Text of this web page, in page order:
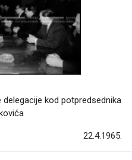
kod potpredsednika
22.4.1965.